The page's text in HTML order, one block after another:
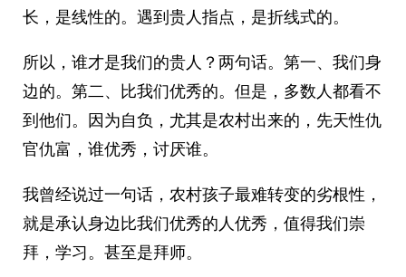
长，是线性的。遇到贵人指点，是折线式的。
所以，谁才是我们的贵人？两句话。第一、我们身
边的。第二、比我们优秀的。但是，多数人都看不
到他们。因为自负，尤其是农村出来的，先天性仇
官仇富，谁优秀，讨厌谁。
我曾经说过一句话，农村孩子最难转变的劣根性，
就是承认身边比我们优秀的人优秀，值得我们崇
拜，学习。甚至是拜师。